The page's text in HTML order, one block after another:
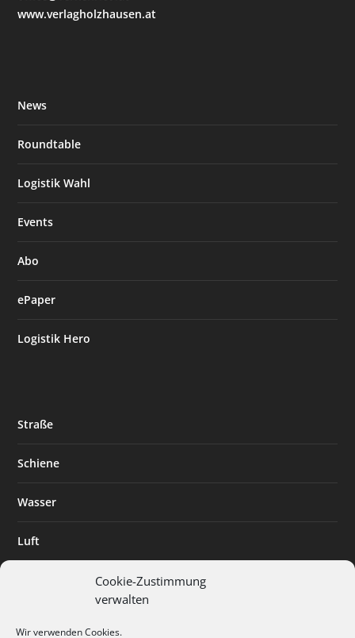
Cookie-Zustimmung
verwalten
Wir verwenden Cookies.
www.verlagholzhausen.at
News
Roundtable
Logistik Wahl
Events
Abo
ePaper
Logistik Hero
Straße
Schiene
Wasser
Luft